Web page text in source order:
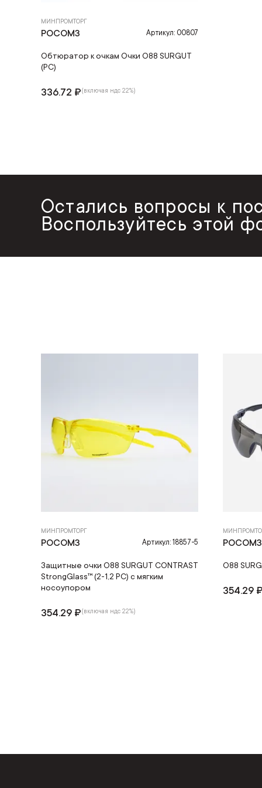
МИНПРОМТОРГ
РОСОМЗ Артикул: 00807
Обтюратор к очкам Очки O88 SURGUT
(PC)
336.72 ₽(включая ндс 22%)
Остались вопросы к
Воспользуйтесь этой
МИНПРОМТОРГ
РОСОМЗ Артикул: 18857-5
Защитные очки O88 SURGUT CONTRAST
StrongGlass™ (2-1,2 РС) с мягким
носоупором
354.29 ₽(включая ндс 22%)
РОСОМЗ
О88
354.29